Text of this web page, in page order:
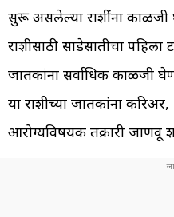
सुरू असलेल्या राशींना
राशीसाठी साडेसातीचा
जातकांना सर्वाधिक काळजी
या राशीच्या जातकांना
आरोग्यविषयक तक्रारी जाणवू